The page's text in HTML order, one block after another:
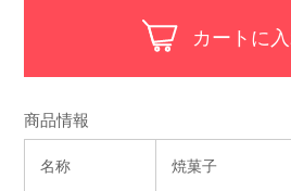
商品情報
名称 焼菓子
カートに